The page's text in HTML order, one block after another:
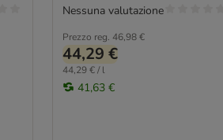
Prezzo reg. 46,98 €
44,29 €
44,29 € / l
41,63 €
Nessuna valutazione